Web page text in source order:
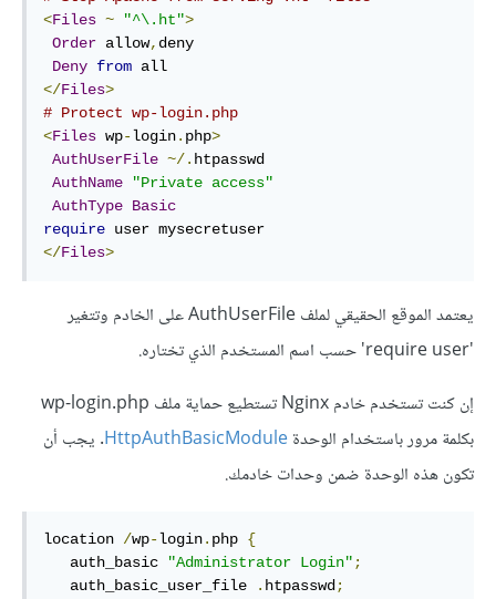
<Files ~ "^\.ht">
Order allow, deny
Deny from
</Files>
# Protect wp-login.php
<Files wp-login. php>
AuthUserFile ~/. htpasswd
AuthName
"Private access"
AuthType Basic
require
</Files>
يعتمد الموقع الحقيقي لملف AuthUserFile على الخادم وتتغير
'require user' حسب اسم المستخدم الذي تختاره.
إن كنت تستخدم خادم Nginx تستطيع حماية ملف wp-login.php
بكلمة مرور باستخدام الوحدةHttpAuthBasicModule. يجب أن
تكون هذه الوحدة ضمن وحدات خادمك.
location /wp-login. php {
   auth_basic
"Administrator Login";
   auth_basic_user_file
. htpasswd;